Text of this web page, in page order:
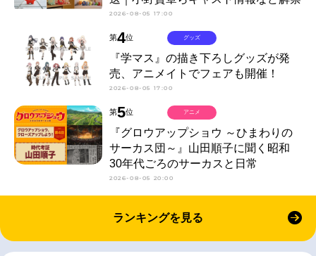
2026-08-05 17:00
第4位
『学マス』の描き下ろしグッズが発
売、アニメイトでフェアも開催！
2026-08-05 17:00
グッズ
第5位
『グロウアップショウ ～ひまわりの
サーカス団～』山田順子に聞く昭和
30年代ごろのサーカスと日常
2026-08-05 20:00
アニメ
ランキングを見る